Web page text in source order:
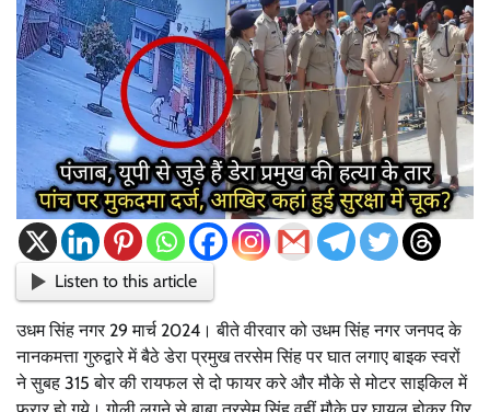
Listen to this article
उधम सिंह नगर 29 मार्च 2024। बीते वीरवार को उधम सिंह नगर जनपद के
नानकमत्ता गुरुद्वारे में बैठे डेरा प्रमुख तरसेम सिंह पर घात लगाए बाइक स्वरों
ने सुबह 315 बोर की रायफल से दो फायर करे और मौके से मोटर साइकिल में